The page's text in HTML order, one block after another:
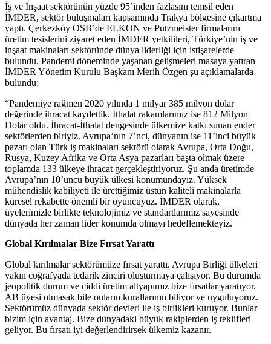
İş ve İnşaat sektörünün yüzde 95’inden fazlasını temsil eden
İMDER, sektör buluşmaları kapsamında Trakya bölgesine çıkartma
yaptı. Çerkezköy OSB’de ELKON ve Putzmeister firmalarını
üretim tesislerini ziyaret eden İMDER yetkilileri, Türkiye’nin iş ve
inşaat makinaları sektöründe dünya liderliği için istişarelerde
bulundu. Pandemi döneminde yaşanan gelişmeleri masaya yatıran
İMDER Yönetim Kurulu Başkanı Merih Özgen şu açıklamalarda
bulundu:
“Pandemiye rağmen 2020 yılında 1 milyar 385 milyon dolar
değerinde ihracat kaydettik. İthalat rakamlarımız ise 812 Milyon
Dolar oldu. İhracat-İthalat dengesinde ülkemize katkı sunan ender
sektörlerden biriyiz. Avrupa’nın 7’nci, dünyanın ise 11’inci büyük
pazarı olan Türk iş makinaları sektörü olarak Avrupa, Orta Doğu,
Rusya, Kuzey Afrika ve Orta Asya pazarları başta olmak üzere
toplamda 133 ülkeye ihracat gerçekleştiriyoruz. Şu anda üretimde
Avrupa’nın 10’uncu büyük ülkesi konumundayız. Yüksek
mühendislik kabiliyeti ile ürettiğimiz üstün kaliteli makinalarla
küresel rekabette önemli bir oyuncuyuz. İMDER olarak,
üyelerimizle birlikte teknolojimiz ve standartlarımız sayesinde
dünyada her zaman lider konumda olmayı hedeflemekteyiz.
Global Kırılmalar Bize Fırsat Yarattı
Global kırılmalar sektörümüze fırsat yarattı. Avrupa Birliği ülkeleri
yakın coğrafyada tedarik zinciri oluşturmaya çalışıyor. Bu durumda
jeopolitik durum ve ciddi üretim altyapımız bize fırsatlar yaratıyor.
AB üyesi olmasak bile onların kurallarının biliyor ve uyguluyoruz.
Sektörümüz dünyada sektör devleri ile iş birlikleri kuruyor. Bunlar
bizim için avantaj. Bize dünyadaki büyük rakiplerden iş teklifleri
geliyor. Bu fırsatı iyi değerlendirirsek ülkemiz kazanır.